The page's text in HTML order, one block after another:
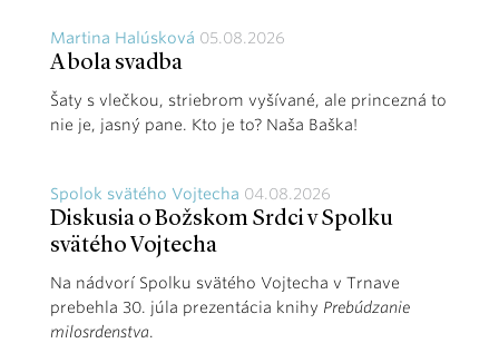
Martina Halúsková 05.08.2026
A bola svadba
Šaty s vlečkou, striebrom vyšívané, ale princezná to
nie je, jasný pane. Kto je to? Naša Baška!
Spolok svätého Vojtecha 04.08.2026
Diskusia o Božskom Srdci v Spolku
svätého Vojtecha
Na nádvorí Spolku svätého Vojtecha v Trnave
prebehla 30. júla prezentácia knihy Prebúdzanie
milosrdenstva.